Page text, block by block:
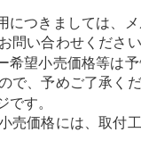
につきましては、
問い合わせください
希望小売価格等は
で、予めご了承くだ
す。
売価格には、取付